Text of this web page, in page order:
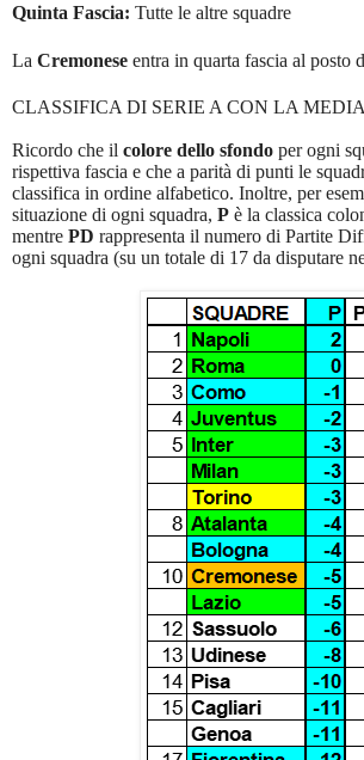
Quinta Fascia: Tutte le altre squadre
La Cremonese entra in quarta fascia al posto
CLASSIFICA DI SERIE A CON LA
Ricordo che il colore dello sfondo per ogni
rispettiva fascia e che a parità di punti le
classifica in ordine alfabetico. Inoltre, per
situazione di ogni squadra, P è la classica
mentre PD rappresenta il numero di Partite
ogni squadra (su un totale di 17 da disputare